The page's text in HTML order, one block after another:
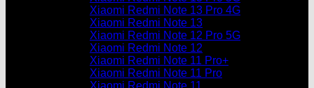
Xiaomi Redmi Note 13 Pro 4G
Xiaomi Redmi Note 13
Xiaomi Redmi Note 12 Pro 5G
Xiaomi Redmi Note 12
Xiaomi Redmi Note 11 Pro+
Xiaomi Redmi Note 11 Pro
Xiaomi Redmi Note 11